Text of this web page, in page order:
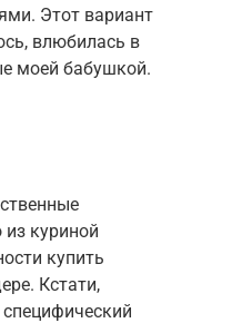
Этот вариант
влюбилась в
моей бабушкой.
куриной
купить
Кстати,